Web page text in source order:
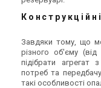
Завдяки тому, що
різного об'єму
підібрати агрегат
потреб та
такі особливості